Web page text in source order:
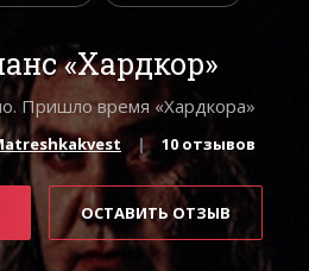
«Хардкор»
Пришло время «Хардкора»
10 отзывов
ОСТАВИТЬ ОТЗЫВ